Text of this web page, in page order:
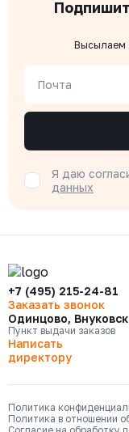
Высылаем
Почта
Я даю
данных
+7 (495) 215-24-81
Заказать звонок
Одинцово,
Пункт выдачи заказов
Написать
директору
Политика
Политика в отношении
Согласие на обработку